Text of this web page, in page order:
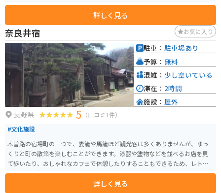
ペースで、作品とじっくり向き合うことができます。 バイクで訪れる場合、
美術館周辺には駐輪スペースがあり安心して停められます。また、松本市は
風光明媚なツーリングコースが多く、観光と合わせて自然の中を走るのもお
すすめです。おしゃれなカフェも近隣に点在し、美術鑑賞後の休憩にもぴっ
たりです。
詳しく見る
奈良井宿 お気に入り
長野県 5 （口コミ1件）
#文化施設
木曽路の宿場町の一つで、妻籠や馬籠ほど観光客は多くありませんが、ゆっ
くりと町の散策を楽しむことができます。漆器や塗物などを並べるお店を見
て歩いたり、おしゃれなカフェで休憩したりすることもできるため、レトロ
な雰囲気が好きな人にも人気が高まっているようです。
詳しく見る
駐車： 駐車場あり
予算： 無料
混雑： 少し空いている
滞在： 2時間
施設： 屋外